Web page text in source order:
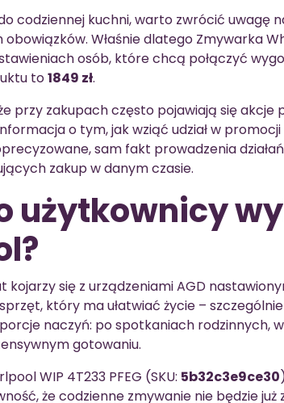
codziennej kuchni, warto zwrócić uwagę
Właśnie dlatego Zmywarka
osób, które chcą połączyć
to1849 zł.
przy zakupach często pojawiają się akcje
o tym, jak wziąć udział w
sam fakt prowadzenia
zakup w danym czasie.
użytkownicy
kojarzy się z urządzeniami AGD
który ma ułatwiać życie –
naczyń: po spotkaniach rodzinnych,
gotowaniu.
WIP 4T233 PFEG (SKU: 5b32c3e9ce30
że codzienne zmywanie nie będzie już